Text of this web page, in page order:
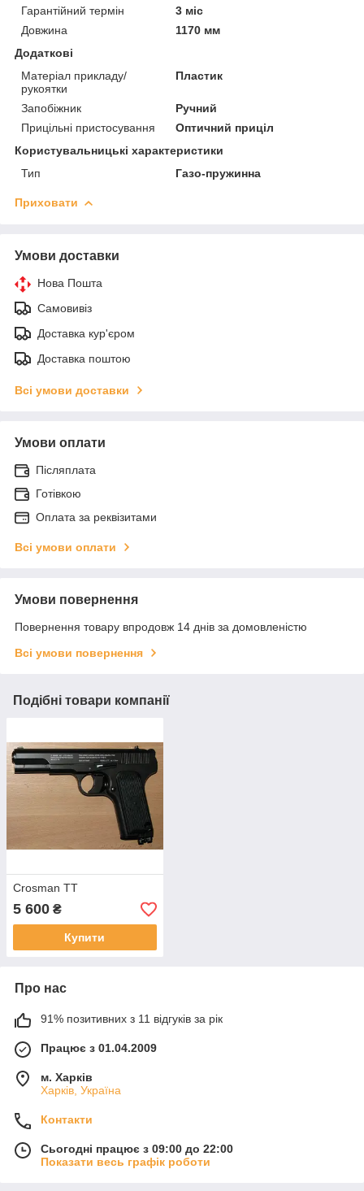
Гарантійний термін
3 міс
Довжина
1170 мм
Додаткові
Матеріал прикладу/
рукоятки
Пластик
Запобіжник
Ручний
Прицільні пристосування
Оптичний приціл
Користувальницькі характеристики
Тип
Газо-пружинна
Приховати
Умови доставки
Нова Пошта
Самовивіз
Доставка кур'єром
Доставка поштою
Всі умови доставки
Умови оплати
Післяплата
Готівкою
Оплата за реквізитами
Всі умови оплати
Умови повернення
Повернення товару впродовж 14 днів за домовленістю
Всі умови повернення
Подібні товари компанії
Crosman TT
5 600 ₴
Купити
Про нас
91% позитивних з 11 відгуків за рік
Працює з 01.04.2009
м. Харків
Харків, Україна
Контакти
Сьогодні працює з 09:00 до 22:00
Показати весь графік роботи